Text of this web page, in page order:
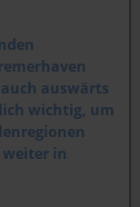
auswärts
wichtig, um
weiter in